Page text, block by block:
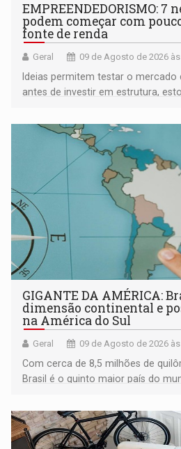
EMPREENDEDORISMO: 7
podem começar com
fonte de renda
Geral 09 de Agosto de 2026
Ideias permitem testar o mercado
antes de investir em estrutura,
GIGANTE DA AMÉRICA:
dimensão continental e
na América do Sul
Geral 09 de Agosto de 2026
Com cerca de 8,5 milhões de
Brasil é o quinto maior país do